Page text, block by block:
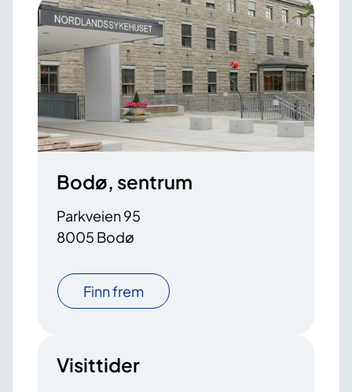
Bodø, sentrum
Parkveien 95
8005 Bodø
Finn frem
Visittider